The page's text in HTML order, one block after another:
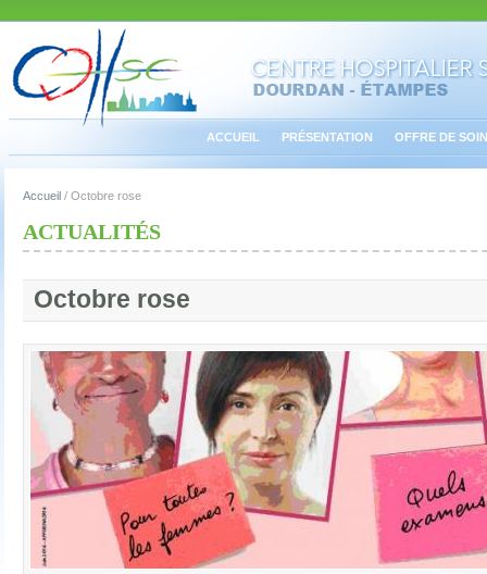
ACCUEIL PRÉSENTATION OFFRE DE
Accueil / Octobre rose
ACTUALITÉS
Octobre rose